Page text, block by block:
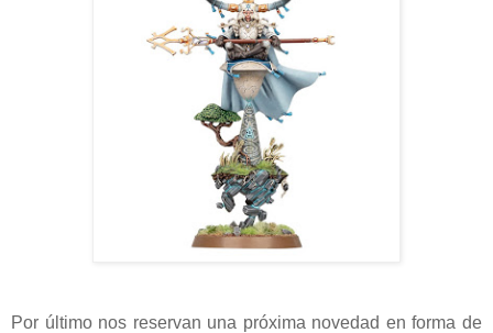
Por último nos reservan una próxima novedad en forma de